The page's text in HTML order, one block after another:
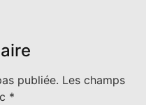
publiée. Les champs
*